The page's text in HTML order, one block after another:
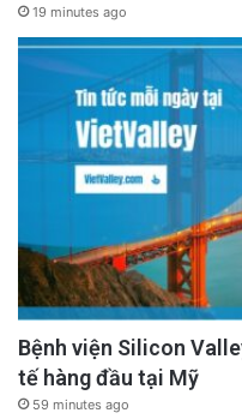
19 minutes ago
Bệnh viện Silicon
tế hàng đầu tại Mỹ
59 minutes ago